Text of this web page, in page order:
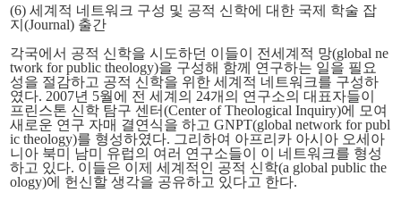
(6) 세계적 네트워크 구성 및 공적 신학에 대한 국제 학술 잡
지(Journal) 출간
각국에서 공적 신학을 시도하던 이들이 전세계적 망(global ne
twork for public theology)을 구성해 함께 연구하는 일을 필요
성을 절감하고 공적 신학을 위한 세계적 네트워크를 구성하
였다. 2007년 5월에 전 세계의 24개의 연구소의 대표자들이
프린스톤 신학 탐구 센터(Center of Theological Inquiry)에 모여
새로운 연구 자매 결연식을 하고 GNPT(global network for publ
ic theology)를 형성하였다. 그리하여 아프리카 아시아 오세아
니아 북미 남미 유럽의 여러 연구소들이 이 네트워크를 형성
하고 있다. 이들은 이제 세계적인 공적 신학(a global public the
ology)에 헌신할 생각을 공유하고 있다고 한다.